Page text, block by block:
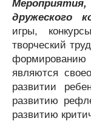
дружеского
игры,
творческий
являются
развитии
развитию
развитию